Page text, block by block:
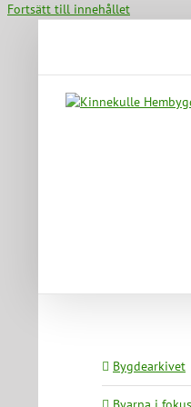
Fortsätt till innehållet
Bygdearkivet